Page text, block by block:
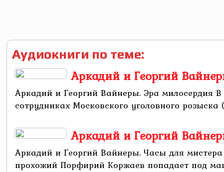
Аудиокниги по теме:
Аркадий и Георгий
Аркадий и Георгий Вайнеры. Эра милосердия
сотрудниках Московского уголовного
Аркадий и Георгий
Аркадий и Георгий Вайнеры. Часы для
прохожий Порфирий Коржаев попадает под